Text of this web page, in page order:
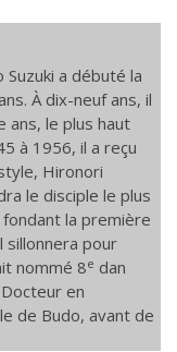
a débuté la
À dix-neuf ans, il
ans, le plus haut
à 1956, il a reçu
Hironori
le disciple le plus
fondant la première
sillonnera pour
nommé 8e dan
en
de Budo, avant de